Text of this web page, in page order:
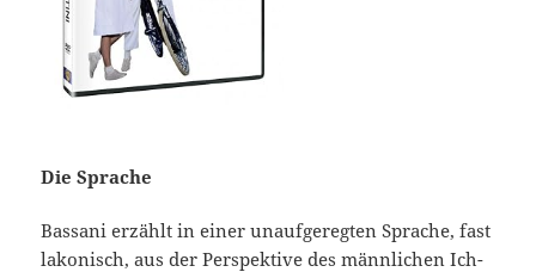
Die Sprache
Bassani erzählt in einer unaufgeregten Sprache, fast
lakonisch, aus der Perspektive des männlichen Ich-